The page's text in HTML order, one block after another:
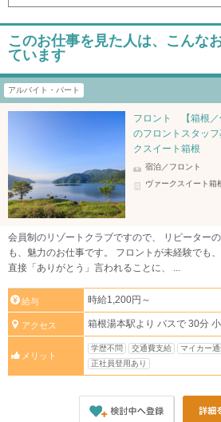
このお仕事を見た人は、こんな
ています
アルバイト・パート
フロント 【箱根／
のフロントスタッ
クスイート箱根
宿泊／フロント
ヴァークスイート箱
会員制のリゾートクラブですので、 リピーター
も、魅力のお仕事です。 フロントが未経験でも
直接「ありがとう」言われることに、 ...
給与 時給1,200円～
アクセス 箱根湯本駅より バスで 30分
メリット
学歴不問 交通費支給 マイカー
正社員登用あり